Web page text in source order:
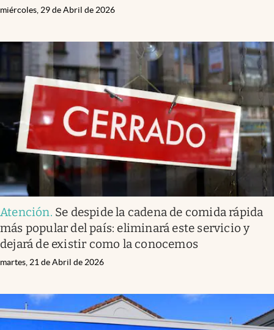
miércoles, 29 de Abril de 2026
Atención. Se despide la cadena de comida rápida
más popular del país: eliminará este servicio y
dejará de existir como la conocemos
martes, 21 de Abril de 2026